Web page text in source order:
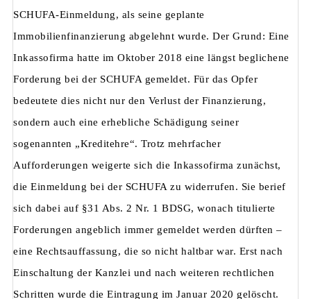
SCHUFA-Einmeldung, als seine geplante
Immobilienfinanzierung abgelehnt wurde. Der Grund: Eine
Inkassofirma hatte im Oktober 2018 eine längst beglichene
Forderung bei der SCHUFA gemeldet. Für das Opfer
bedeutete dies nicht nur den Verlust der Finanzierung,
sondern auch eine erhebliche Schädigung seiner
sogenannten „Kreditehre“. Trotz mehrfacher
Aufforderungen weigerte sich die Inkassofirma zunächst,
die Einmeldung bei der SCHUFA zu widerrufen. Sie berief
sich dabei auf §31 Abs. 2 Nr. 1 BDSG, wonach titulierte
Forderungen angeblich immer gemeldet werden dürften –
eine Rechtsauffassung, die so nicht haltbar war. Erst nach
Einschaltung der Kanzlei und nach weiteren rechtlichen
Schritten wurde die Eintragung im Januar 2020 gelöscht.